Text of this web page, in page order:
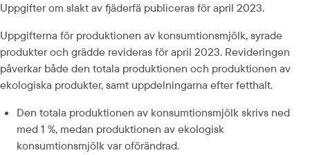
Uppgifter om slakt av fjäderfä publiceras för april 2023.
Uppgifterna för produktionen av konsumtionsmjölk, syrade
produkter och grädde revideras för april 2023. Revideringen
påverkar både den totala produktionen och produktionen av
ekologiska produkter, samt uppdelningarna efter fetthalt.
Den totala produktionen av konsumtionsmjölk skrivs ned
med 1 %, medan produktionen av ekologisk
konsumtionsmjölk var oförändrad.